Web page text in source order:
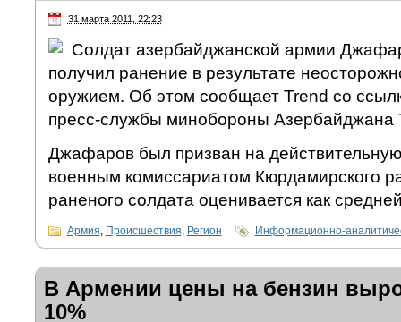
31 марта 2011, 22:23
Солдат азербайджанской армии
получил ранение в результате
оружием. Об этом сообщает Trend со
пресс-службы минобороны Азербайджана
Джафаров был призван на
военным комиссариатом Кюрдамирского
раненого солдата оценивается как
Армия, Происшествия, Регион Информационно-
В Армении цены на бензин
10%